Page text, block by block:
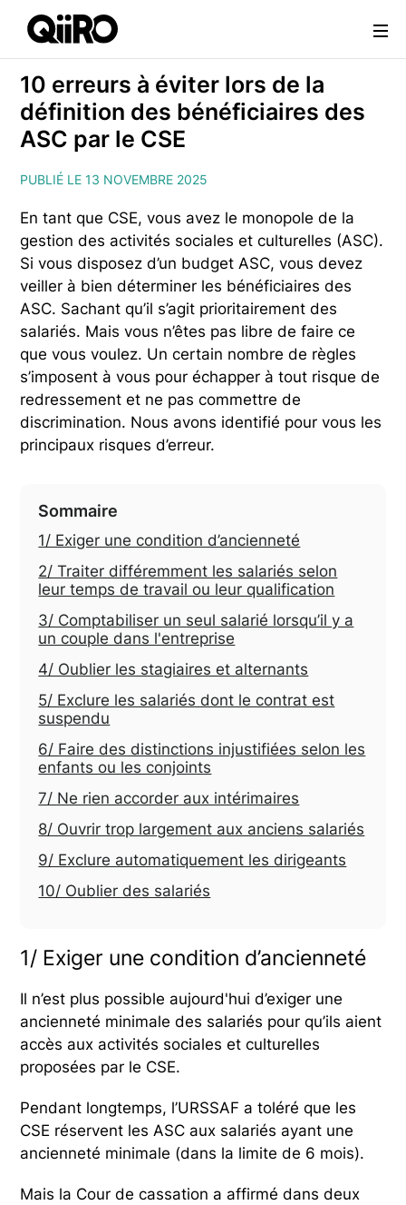
Webflow Homepage
10 erreurs à éviter lors de la
définition des bénéficiaires des
ASC par le CSE
PUBLIÉ LE 13 NOVEMBRE 2025
En tant que CSE, vous avez le monopole de la
gestion des activités sociales et culturelles (ASC).
Si vous disposez d’un budget ASC, vous devez
veiller à bien déterminer les bénéficiaires des
ASC. Sachant qu’il s’agit prioritairement des
salariés. Mais vous n’êtes pas libre de faire ce
que vous voulez. Un certain nombre de règles
s’imposent à vous pour échapper à tout risque de
redressement et ne pas commettre de
discrimination. Nous avons identifié pour vous les
principaux risques d’erreur.
Sommaire
1/ Exiger une condition d’ancienneté
2/ Traiter différemment les salariés selon
leur temps de travail ou leur qualification
3/ Comptabiliser un seul salarié lorsqu’il y a
un couple dans l'entreprise
4/ Oublier les stagiaires et alternants
5/ Exclure les salariés dont le contrat est
suspendu
6/ Faire des distinctions injustifiées selon les
enfants ou les conjoints
7/ Ne rien accorder aux intérimaires
8/ Ouvrir trop largement aux anciens salariés
9/ Exclure automatiquement les dirigeants
10/ Oublier des salariés
1/ Exiger une condition d’ancienneté
Il n’est plus possible aujourd'hui d’exiger une
ancienneté minimale des salariés pour qu’ils aient
accès aux activités sociales et culturelles
proposées par le CSE.
Pendant longtemps, l’URSSAF a toléré que les
CSE réservent les ASC aux salariés ayant une
ancienneté minimale (dans la limite de 6 mois).
Mais la Cour de cassation a affirmé dans deux